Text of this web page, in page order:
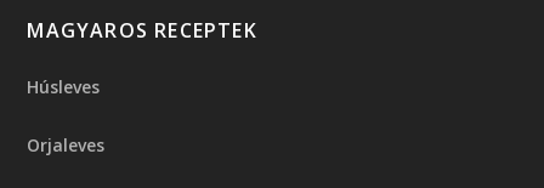
MAGYAROS RECEPTEK
Húsleves
Orjaleves